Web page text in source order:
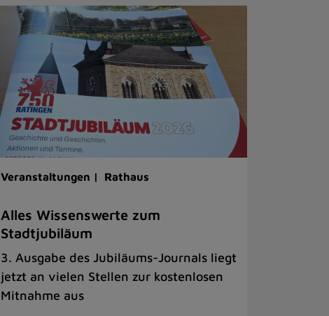
Veranstaltungen | Rathaus
Alles Wissenswerte zum
Stadtjubiläum
3. Ausgabe des Jubiläums-Journals liegt
jetzt an vielen Stellen zur kostenlosen
Mitnahme aus